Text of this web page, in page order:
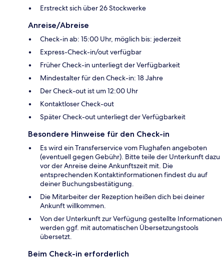
Erstreckt sich über 26 Stockwerke
Anreise/Abreise
Check-in ab: 15:00 Uhr, möglich bis: jederzeit
Express-Check-in/out verfügbar
Früher Check-in unterliegt der Verfügbarkeit
Mindestalter für den Check-in: 18 Jahre
Der Check-out ist um 12:00 Uhr
Kontaktloser Check-out
Später Check-out unterliegt der Verfügbarkeit
Besondere Hinweise für den Check-in
Es wird ein Transferservice vom Flughafen angeboten
(eventuell gegen Gebühr). Bitte teile der Unterkunft dazu
vor der Anreise deine Ankunftszeit mit. Die
entsprechenden Kontaktinformationen findest du auf
deiner Buchungsbestätigung.
Die Mitarbeiter der Rezeption heißen dich bei deiner
Ankunft willkommen.
Von der Unterkunft zur Verfügung gestellte Informationen
werden ggf. mit automatischen Übersetzungstools
übersetzt.
Beim Check-in erforderlich